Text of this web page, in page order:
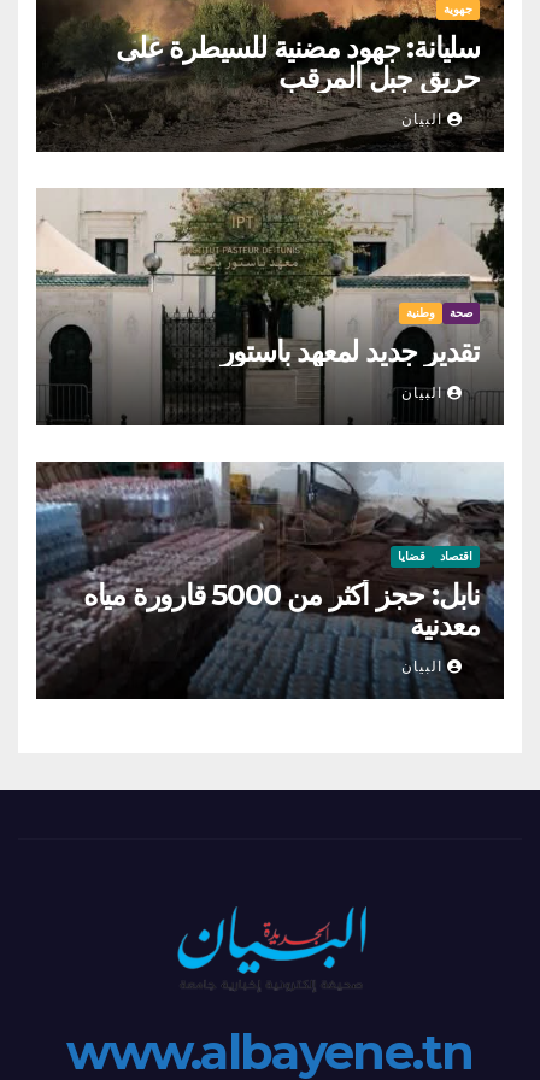
جهوية
سليانة: جهود مضنية للسيطرة على
حريق جبل المرقب
البيان
صحة وطنية
تقدير جديد لمعهد باستور
البيان
اقتصاد قضايا
نابل: حجز أكثر من 5000 قارورة مياه
معدنية
البيان
www.albayene.tn